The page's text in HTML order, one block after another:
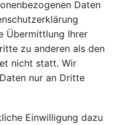
Daten
Übermittlung Ihrer
zu anderen als den
nicht statt. Wir
nur an Dritte
Einwilligung dazu